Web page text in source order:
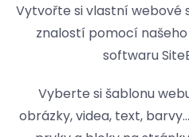
Vytvořte si vlastní
znalostí pomocí
softwaru
Vyberte si šablonu
obrázky, videa, text,